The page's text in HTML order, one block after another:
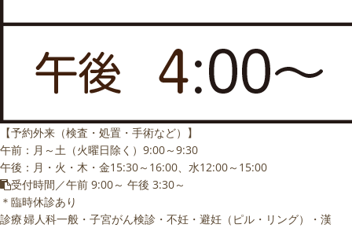
【予約外来（検査・処置・手術など）】
午前：月～土（火曜日除く）9:00～9:30
午後：月・火・木・金15:30～16:00、水12:00～15:00
受付時間／午前 9:00～ 午後 3:30～
＊臨時休診あり
診療婦人科一般・子宮がん検診・不妊・避妊（ピル・リング）・漢